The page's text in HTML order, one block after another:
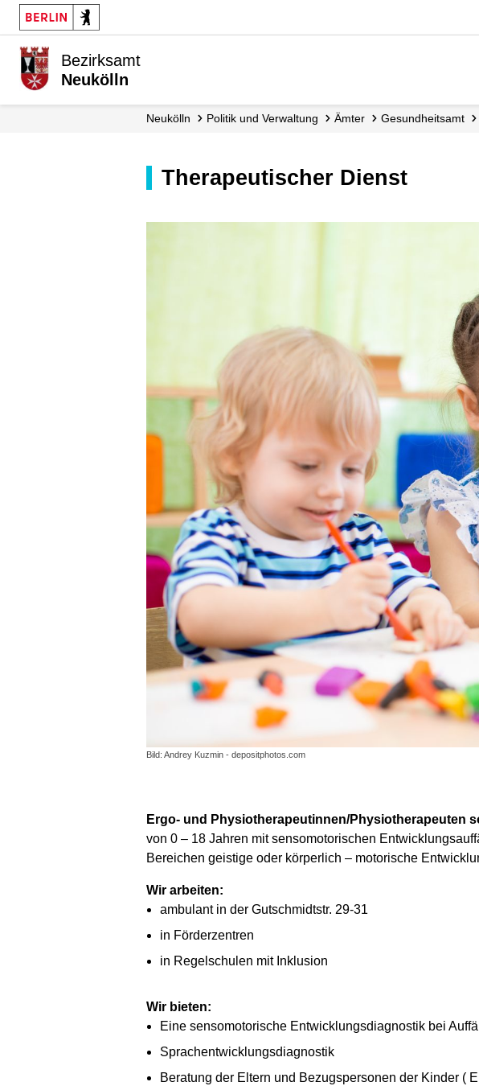
Bezirksamt
Neukölln
Neukölln Politik und Verwaltung Ämter Gesundheitsamt
Therapeutischer Dienst
Bild: Andrey Kuzmin - depositphotos.com
Ergo- und Physiotherapeutinnen/Physiotherapeuten
von 0 – 18 Jahren mit sensomotorischen
Bereichen geistige oder körperlich – motorische
Wir arbeiten:
ambulant in der Gutschmidtstr. 29-31
in Förderzentren
in Regelschulen mit Inklusion
Wir bieten:
Eine sensomotorische Entwicklungsdiagnostik bei
Sprachentwicklungsdiagnostik
Beratung der Eltern und Bezugspersonen der Kinder (